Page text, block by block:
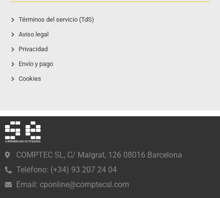
Términos del servicio (TdS)
Aviso legal
Privacidad
Envío y pago
Cookies
COMPTEC SL, C/ Malgrat, 126 08016 Barcelona
Teléfono: (+34) 93 207 24 04
Email: cponline@comptecsl.com